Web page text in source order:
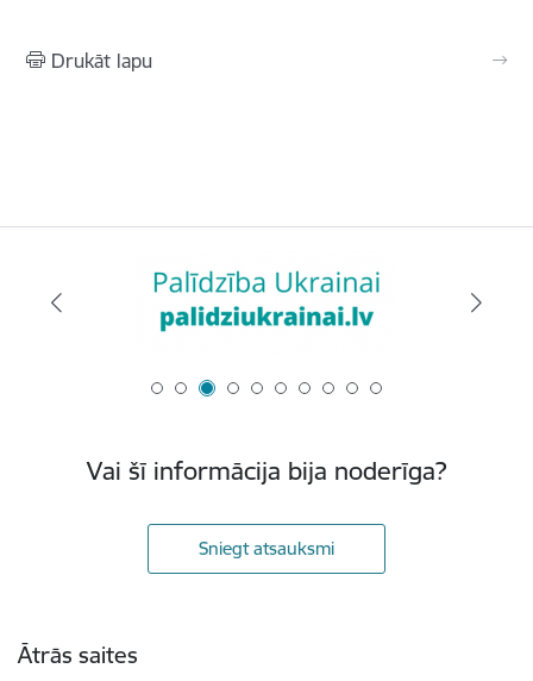
Drukāt lapu
Vai šī informācija bija noderīga?
Sniegt atsauksmi
Ātrās saites